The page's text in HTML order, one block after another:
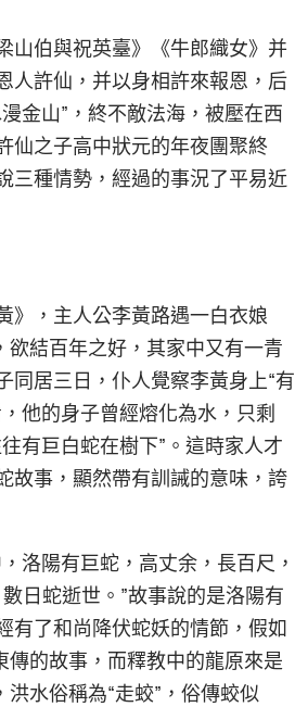
山伯與祝英臺》《牛郎織女》并
人許仙，并以身相許來報恩，后
金山”，終不敵法海，被壓在西
仙之子高中狀元的年夜團聚終
三種情勢，經過的事況了平易近
》，主人公李黃路遇一白衣娘
欲結百年之好，其家中又有一青
居三日，仆人覺察李黃身上“有
他的身子曾經熔化為水，只剩
有巨白蛇在樹下”。這時家人才
故事，顯然帶有訓誡的意味，誇
洛陽有巨蛇，高丈余，長百尺，
日蛇逝世。”故事說的是洛陽有
有了和尚降伏蛇妖的情節，假如
傳的故事，而釋教中的龍原來是
水俗稱為“走蛟”，俗傳蛟似